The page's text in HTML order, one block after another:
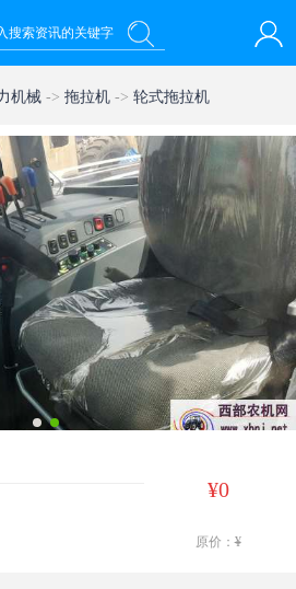
迎来到西部农机网
机械 -> 拖拉机 -> 轮式拖拉机
¥0
原价：¥